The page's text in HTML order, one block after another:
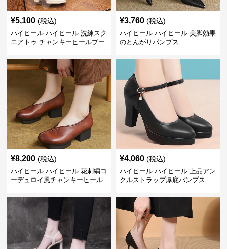
¥5,100 (税込)
ハイヒール ハイヒール 洗練スク
エアトゥ チャンキーヒールブー
¥3,760 (税込)
ハイヒール ハイヒール 美脚効果
のとんがりパンプス
¥8,200 (税込)
ハイヒール ハイヒール 花刺繍コ
ーデュロイ風チャンキーヒール
¥4,060 (税込)
ハイヒール ハイヒール 上品アン
クルストラップ厚底パンプス